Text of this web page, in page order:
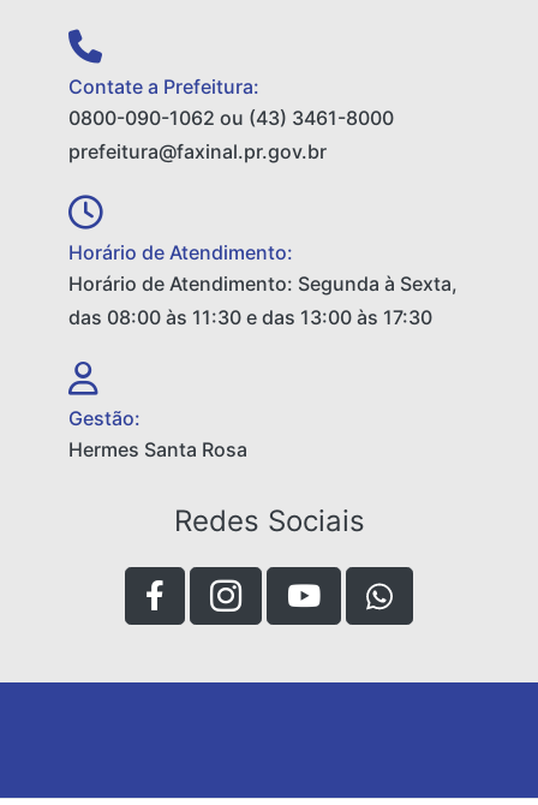
Contate a Prefeitura:
0800-090-1062 ou (43) 3461-8000
prefeitura@faxinal.pr.gov.br
Horário de Atendimento:
Horário de Atendimento: Segunda à Sexta,
das 08:00 às 11:30 e das 13:00 às 17:30
Gestão:
Hermes Santa Rosa
Redes Sociais